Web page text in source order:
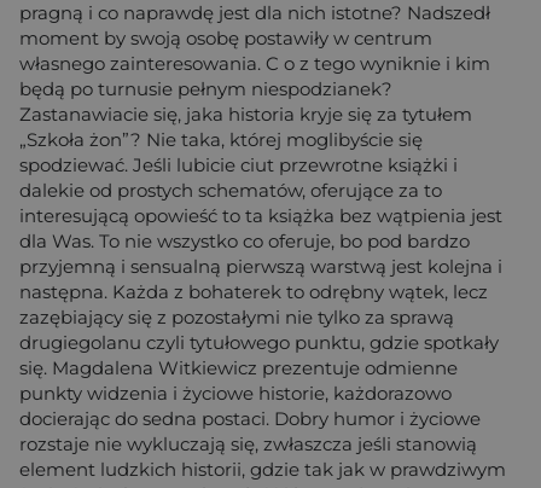
pragną i co naprawdę jest dla nich istotne? Nadszedł
moment by swoją osobę postawiły w centrum
własnego zainteresowania. C o z tego wyniknie i kim
będą po turnusie pełnym niespodzianek?
Zastanawiacie się, jaka historia kryje się za tytułem
„Szkoła żon”? Nie taka, której moglibyście się
spodziewać. Jeśli lubicie ciut przewrotne książki i
dalekie od prostych schematów, oferujące za to
interesującą opowieść to ta książka bez wątpienia jest
dla Was. To nie wszystko co oferuje, bo pod bardzo
przyjemną i sensualną pierwszą warstwą jest kolejna i
następna. Każda z bohaterek to odrębny wątek, lecz
zazębiający się z pozostałymi nie tylko za sprawą
drugiegolanu czyli tytułowego punktu, gdzie spotkały
się. Magdalena Witkiewicz prezentuje odmienne
punkty widzenia i życiowe historie, każdorazowo
docierając do sedna postaci. Dobry humor i życiowe
rozstaje nie wykluczają się, zwłaszcza jeśli stanowią
element ludzkich historii, gdzie tak jak w prawdziwym